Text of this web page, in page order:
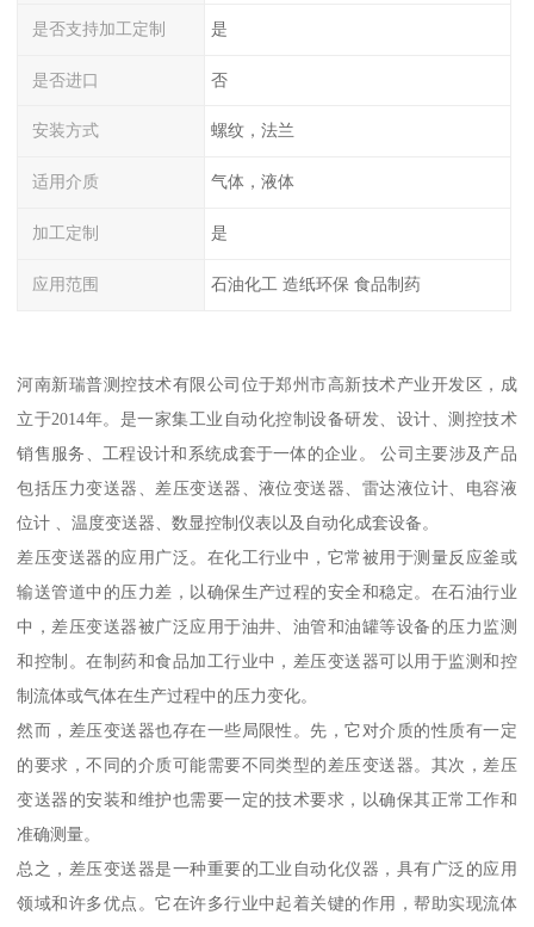
是否支持加工定制 是
是否进口 否
安装方式 螺纹，法兰
适用介质 气体，液体
加工定制 是
应用范围 石油化工 造纸环保 食品制药
河南新瑞普测控技术有限公司位于郑州市高新技术产业开发区，成
立于2014年。是一家集工业自动化控制设备研发、设计、测控技术
销售服务、工程设计和系统成套于一体的企业。 公司主要涉及产品
包括压力变送器、差压变送器、液位变送器、雷达液位计、电容液
位计 、温度变送器、数显控制仪表以及自动化成套设备。
差压变送器的应用广泛。在化工行业中，它常被用于测量反应釜或
输送管道中的压力差，以确保生产过程的安全和稳定。在石油行业
中，差压变送器被广泛应用于油井、油管和油罐等设备的压力监测
和控制。在制药和食品加工行业中，差压变送器可以用于监测和控
制流体或气体在生产过程中的压力变化。
然而，差压变送器也存在一些局限性。先，它对介质的性质有一定
的要求，不同的介质可能需要不同类型的差压变送器。其次，差压
变送器的安装和维护也需要一定的技术要求，以确保其正常工作和
准确测量。
总之，差压变送器是一种重要的工业自动化仪器，具有广泛的应用
领域和许多优点。它在许多行业中起着关键的作用，帮助实现流体